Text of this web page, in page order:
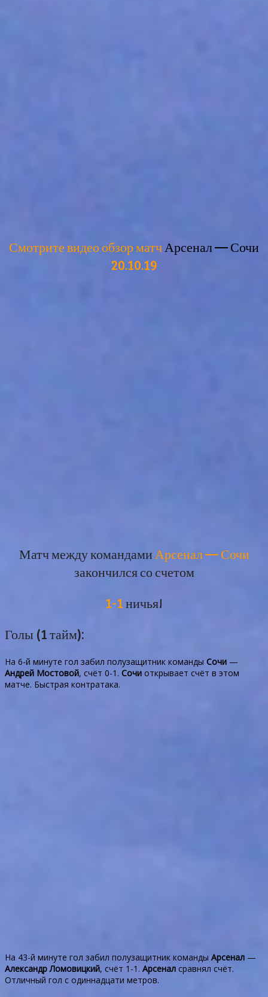
Смотрите видео обзор матчАрсенал — Сочи
20.10.19
Матч между командамиАрсенал — Сочи
закончился со счетом
1-1ничья!
Голы (1 тайм):
На 6-й минуте гол забил полузащитник команды Сочи —
Андрей Мостовой, счёт 0-1. Сочи открывает счёт в этом
матче. Быстрая контратака.
На 43-й минуте гол забил полузащитник команды Арсенал —
Александр Ломовицкий, счёт 1-1. Арсенал сравнял счёт.
Отличный гол с одиннадцати метров.